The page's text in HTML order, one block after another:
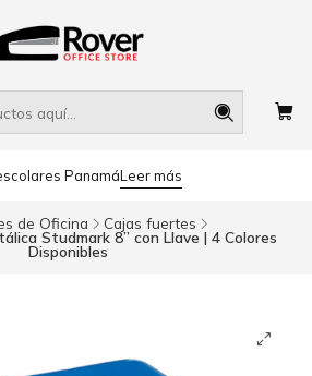
PanamáLeer más
de Oficina Cajas fuertes
Studmark 8” con Llave | 4 Colores
Disponibles